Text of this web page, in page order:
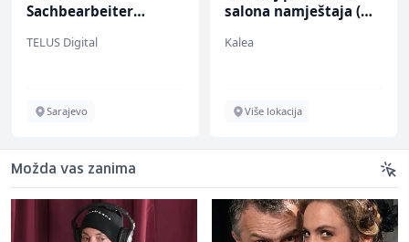
Sachbearbeiter
bekannten deutschen
TELUS Digital
Sarajevo
salona namještaja (m/
Kalea
Više lokacija
Možda vas zanima